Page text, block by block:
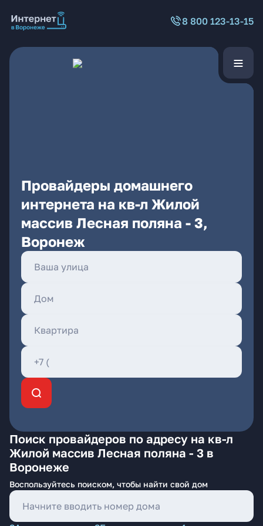
8 800 123-13-15
Провайдеры домашнего
интернета на кв-л Жилой
массив Лесная поляна - 3,
Воронеж
Поиск провайдеров по адресу на кв-л
Жилой массив Лесная поляна - 3 в
Воронеже
Воспользуйтесь поиском, чтобы найти свой дом